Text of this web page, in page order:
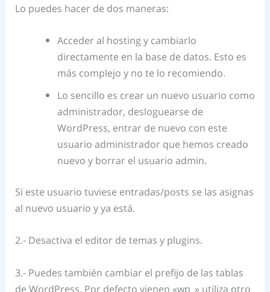
Lo puedes hacer de dos maneras:
Acceder al hosting y cambiarlo
directamente en la base de datos. Esto es
más complejo y no te lo recomiendo.
Lo sencillo es crear un nuevo usuario como
administrador, desloguearse de
WordPress, entrar de nuevo con este
usuario administrador que hemos creado
nuevo y borrar el usuario admin.
Si este usuario tuviese entradas/posts se las asignas
al nuevo usuario y ya está.
2.- Desactiva el editor de temas y plugins.
3.- Puedes también cambiar el prefijo de las tablas
de WordPress. Por defecto vienen «wp_» utiliza otro